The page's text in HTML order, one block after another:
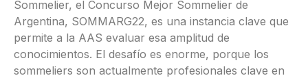
Sommelier, el Concurso Mejor Sommelier de
Argentina, SOMMARG22, es una instancia clave que
permite a la AAS evaluar esa amplitud de
conocimientos. El desafío es enorme, porque los
sommeliers son actualmente profesionales clave en